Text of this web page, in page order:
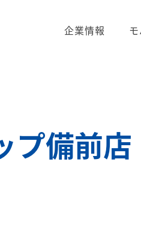
企業情報
プ備前